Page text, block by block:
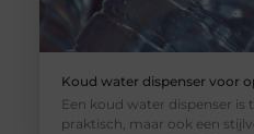
Koud water dispenser voor
Een koud water dispenser is
praktisch, maar ook een